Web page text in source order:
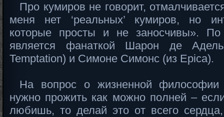
Про кумиров не говорит,
меня нет ‘реальных’ кумиров, но
которые просты и не заносчивы».
является фанаткой Шарон де
Temptation) и Симоне Симонс (из Epica).
На вопрос о жизненной философии
нужно прожить как можно полней –
любишь, то делай это от всего